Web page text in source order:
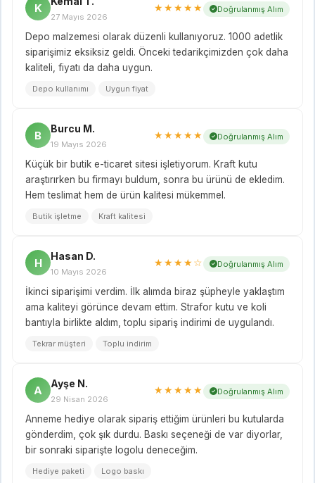
K
27 Mayıs 2026
★★★★★ Doğrulanmış Alım
Depo malzemesi olarak düzenli kullanıyoruz. 1000 adetlik
siparişimiz eksiksiz geldi. Önceki tedarikçimizden çok daha
kaliteli, fiyatı da daha uygun.
Depo kullanımı Uygun fiyat
B
Burcu M.
19 Mayıs 2026
★★★★★ Doğrulanmış Alım
Küçük bir butik e-ticaret sitesi işletiyorum. Kraft kutu
araştırırken bu firmayı buldum, sonra bu ürünü de ekledim.
Hem teslimat hem de ürün kalitesi mükemmel.
Butik işletme Kraft kalitesi
H
Hasan D.
10 Mayıs 2026
★★★★☆ Doğrulanmış Alım
İkinci siparişimi verdim. İlk alımda biraz şüpheyle yaklaştım
ama kaliteyi görünce devam ettim. Strafor kutu ve koli
bantıyla birlikte aldım, toplu sipariş indirimi de uygulandı.
Tekrar müşteri Toplu indirim
A
Ayşe N.
29 Nisan 2026
★★★★★ Doğrulanmış Alım
Anneme hediye olarak sipariş ettiğim ürünleri bu kutularda
gönderdim, çok şık durdu. Baskı seçeneği de var diyorlar,
bir sonraki siparişte logolu deneceğim.
Hediye paketi Logo baskı